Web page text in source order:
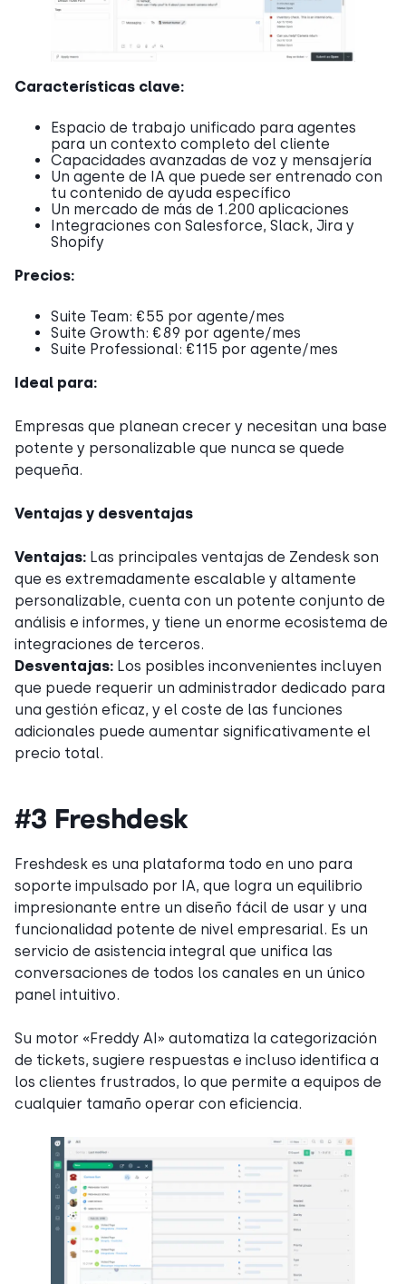
Características clave:
Espacio de trabajo unificado para agentes
para un contexto completo del cliente
Capacidades avanzadas de voz y mensajería
Un agente de IA que puede ser entrenado con
tu contenido de ayuda específico
Un mercado de más de 1.200 aplicaciones
Integraciones con Salesforce, Slack, Jira y
Shopify
Precios:
Suite Team: €55 por agente/mes
Suite Growth: €89 por agente/mes
Suite Professional: €115 por agente/mes
Ideal para:
Empresas que planean crecer y necesitan una base
potente y personalizable que nunca se quede
pequeña.
Ventajas y desventajas
Ventajas: Las principales ventajas de Zendesk son
que es extremadamente escalable y altamente
personalizable, cuenta con un potente conjunto de
análisis e informes, y tiene un enorme ecosistema de
integraciones de terceros.
Desventajas: Los posibles inconvenientes incluyen
que puede requerir un administrador dedicado para
una gestión eficaz, y el coste de las funciones
adicionales puede aumentar significativamente el
precio total.
#3 Freshdesk
Freshdesk es una plataforma todo en uno para
soporte impulsado por IA, que logra un equilibrio
impresionante entre un diseño fácil de usar y una
funcionalidad potente de nivel empresarial. Es un
servicio de asistencia integral que unifica las
conversaciones de todos los canales en un único
panel intuitivo.
Su motor «Freddy AI» automatiza la categorización
de tickets, sugiere respuestas e incluso identifica a
los clientes frustrados, lo que permite a equipos de
cualquier tamaño operar con eficiencia.